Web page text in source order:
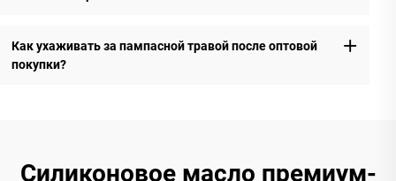
Как ухаживать за пампасной травой после оптовой
покупки?
Силиконовое масло премиум-